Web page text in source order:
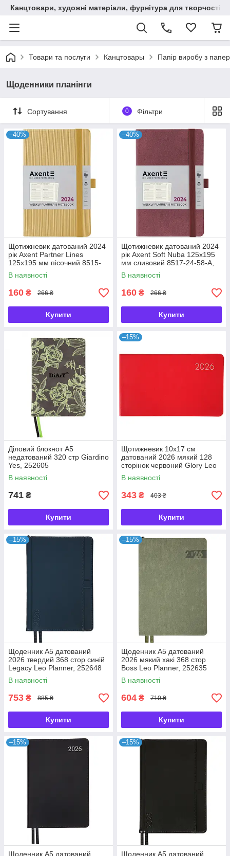
Канцтовари, художні матеріали, фурнітура для творчості
Товари та послуги Канцтовары Папір виробу з
Щоденники планінги
Сортування 0 Фільтри
–40%
Щотижневик датований 2024
рік Axent Partner Lines
125х195 мм пісочний 8515-
24-53-A, 65647
В наявності
160 ₴ 266 ₴
Купити
–40%
Щотижневик датований 2024
рік Axent Soft Nuba 125х195
мм сливовий 8517-24-58-A,
65653
В наявності
160 ₴ 266 ₴
Купити
Діловий блокнот А5
недатований 320 стр Giardino
Yes, 252605
В наявності
741 ₴
Купити
–15%
Щотижневик 10х17 см
датований 2026 мякий 128
сторінок червоний Glory Leo
Planner, 252652
В наявності
343 ₴ 403 ₴
Купити
–15%
Щоденник А5 датований
2026 твердий 368 стор синій
Legacy Leo Planner, 252648
В наявності
753 ₴ 885 ₴
Купити
–15%
Щоденник А5 датований
2026 мякий хакі 368 стор
Boss Leo Planner, 252635
В наявності
604 ₴ 710 ₴
Купити
–15%
Щоденник А5 датований
–15%
Щоденник А5 датований